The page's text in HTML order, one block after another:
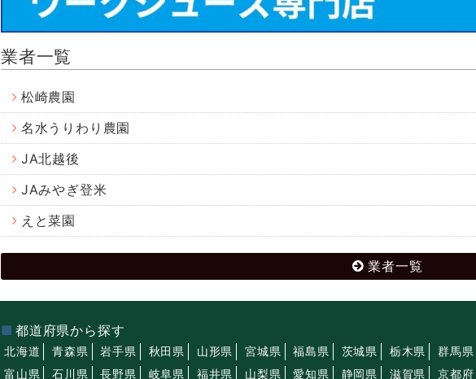
業者一覧
松崎農園
名水うりわり農園
JA北越後
JAみやぎ登米
えと菜園
業者一覧
都道府県から探す
北海道 青森県 岩手県 秋田県 山形県 宮城県 福島県 茨城県 栃木県 群馬県
富山県
石川県 長野県 岐阜県 福井県 山梨県 愛知県 静岡県 滋賀県 京都府